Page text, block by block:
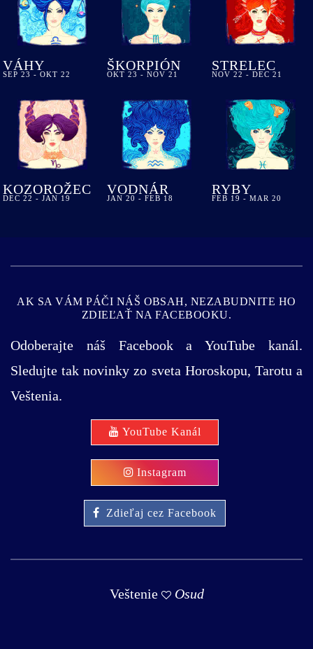
VÁHY
SEP 23 - OKT 22
ŠKORPIÓN
OKT 23 - NOV 21
STRELEC
NOV 22 - DEC 21
KOZOROŽEC
DEC 22 - JAN 19
VODNÁR
JAN 20 - FEB 18
RYBY
FEB 19 - MAR 20
AK SA VÁM PÁČI NÁŠ OBSAH, NEZABUDNITE HO
ZDIEĽAŤ NA FACEBOOKU.
Odoberajte náš Facebook a YouTube kanál.
Sledujte tak novinky zo sveta Horoskopu, Tarotu a
Veštenia.
YouTube Kanál
Instagram
Zdieľaj cez Facebook
Veštenie Osud